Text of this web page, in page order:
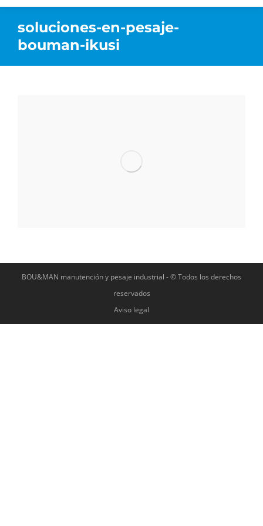
soluciones-en-pesaje-
bouman-ikusi
BOU&MAN manutención y pesaje industrial - © Todos los derechos
reservados
Aviso legal